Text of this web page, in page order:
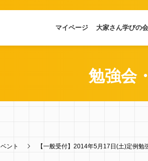
マイページ 大家さん学びの
勉強会
ント 【一般受付】2014年5月17日(土)定例